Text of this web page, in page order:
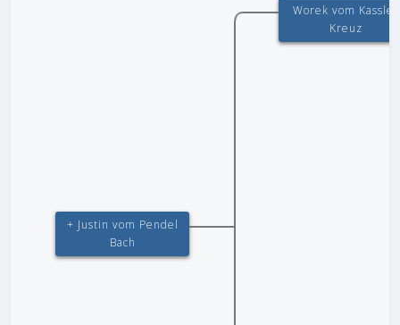
+ Justin vom Pendel
Bach
Worek vom Kassler
Kreuz